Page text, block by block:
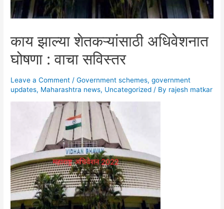
काय झाल्या शेतकऱ्यांसाठी अधिवेशनात
घोषणा : वाचा सविस्तर
Leave a Comment /Government schemes,government
updates, Maharashtra news, Uncategorized / By rajesh matkar